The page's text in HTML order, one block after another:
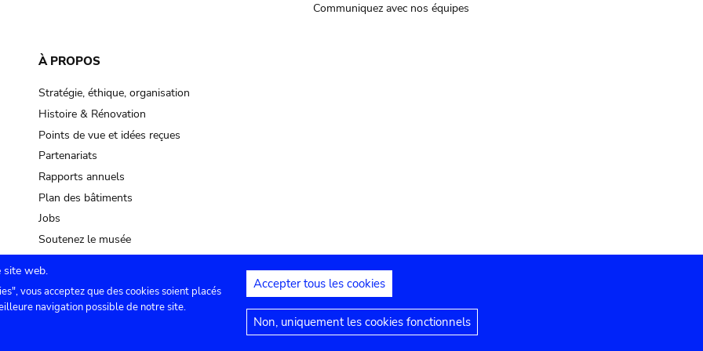
Communiquez avec nos équipes
À PROPOS
Stratégie, éthique, organisation
Histoire & Rénovation
Points de vue et idées reçues
Partenariats
Rapports annuels
Plan des bâtiments
Jobs
Soutenez le musée
Contact Paramètres de confidentialité Mentions juridiques Déclaration d'accessibilité
site web.
vous acceptez que des cookies soient placés
navigation possible de notre site.
Accepter tous les cookies
Non, uniquement les cookies fonctionnels